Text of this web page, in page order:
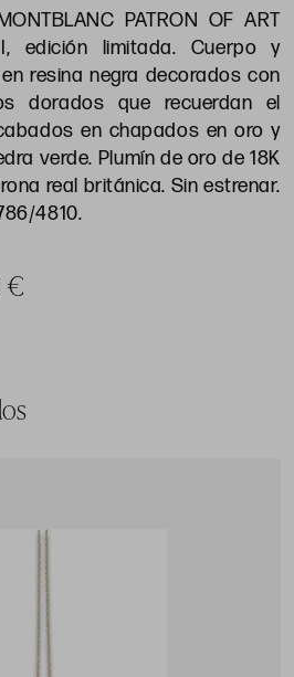
PATRON OF ART
I, edición limitada. Cuerpo y
resina negra decorados con
dorados que recuerdan el
en chapados en oro y
verde. Plumín de oro de 18K
real británica. Sin estrenar.
4810.
€